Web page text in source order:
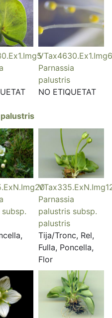
VTax4630.Ex1.Img6
Parnassia
palustris
NO ETIQUETAT
Parnassia
palustris subsp.
palustris
Tija/Tronc, Rel,
Fulla, Poncella,
Flor